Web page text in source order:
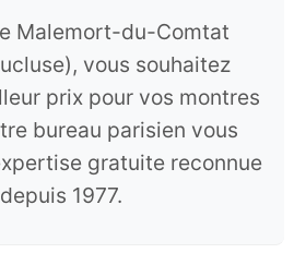
Malemort-du-Comtat
vous souhaitez
prix pour vos montres
bureau parisien vous
gratuite reconnue
depuis 1977.